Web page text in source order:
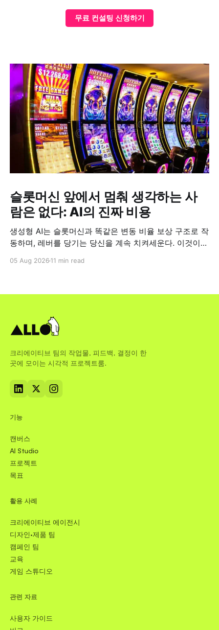
무료 컨설팅 신청하기
슬롯머신 앞에서 멈춰 생각하는 사
람은 없다: AI의 진짜 비용
생성형 AI는 슬롯머신과 똑같은 변동 비율 보상 구조로 작
동하며, 레버를 당기는 당신을 계속 치켜세운다. 이것이
05 Aug 2026 11 min read
크리에이티브 팀의 작업물, 피드백, 결정이 한
곳에 모이는 시각적 프로젝트룸.
기능
캔버스
AI Studio
프로젝트
목표
활용 사례
크리에이티브 에이전시
디자인·제품 팀
캠페인 팀
교육
게임 스튜디오
관련 자료
사용자 가이드